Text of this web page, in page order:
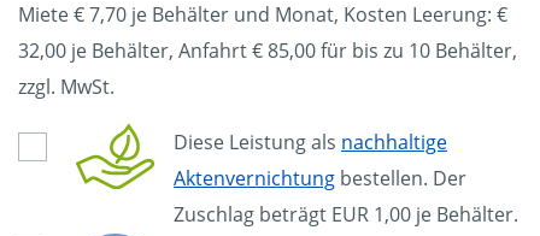
Miete € 7,70 je Behälter und Monat, Kosten Leerung: €
32,00 je Behälter, Anfahrt € 85,00 für bis zu 10 Behälter,
zzgl. MwSt.
Diese Leistung als nachhaltige
Aktenvernichtung bestellen. Der
Zuschlag beträgt EUR 1,00 je Behälter.